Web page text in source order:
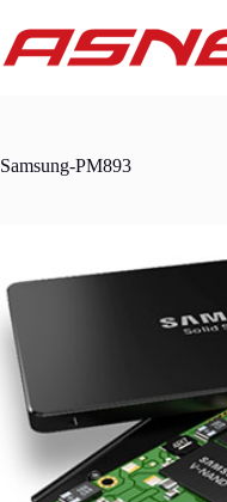
content
Samsung-PM893